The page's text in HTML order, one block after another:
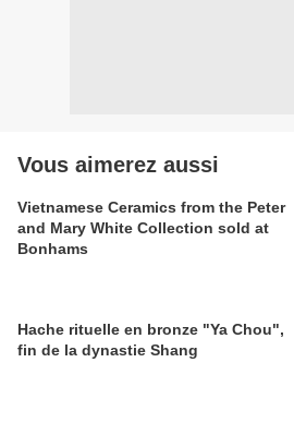
Vous aimerez aussi
Vietnamese Ceramics from the Peter
and Mary White Collection sold at
Bonhams
Hache rituelle en bronze "Ya Chou",
fin de la dynastie Shang